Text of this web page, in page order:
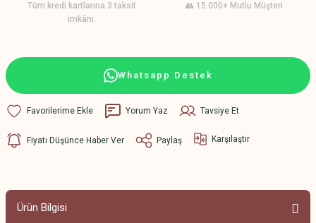
Tüm kredi kartlarına 3 taksit
imkânı.
👥 15.000+ Mutlu Müşteri
Whatsapp Destek
Yorum Yaz Tavsiye Et
Fiyatı Düşünce Haber Ver Paylaş Karşılaştır
Ürün Bilgisi